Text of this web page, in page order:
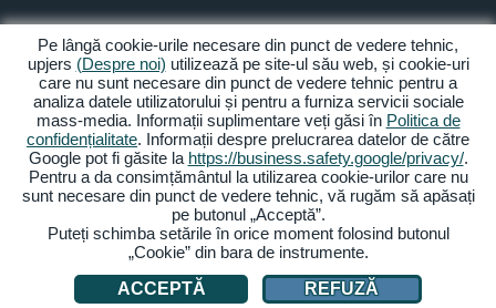
INFORMAȚII UTILIZATOR
Glosar
Orientare Let's Play
Sprijin
Politica de
confidențialitate
Termeni și
condiții
Gestionarea cookie-urilor
Pe lângă cookie-urile necesare din punct de vedere tehnic,
upjers (Despre noi) utilizează pe site-ul său web, și cookie-uri
care nu sunt necesare din punct de vedere tehnic pentru a
analiza datele utilizatorului și pentru a furniza servicii sociale
mass-media. Informații suplimentare veți găsi în Politica de
confidențialitate. Informații despre prelucrarea datelor de către
Google pot fi găsite la https://business.safety.google/privacy/.
Pentru a da consimțământul la utilizarea cookie-urilor care nu
sunt necesare din punct de vedere tehnic, vă rugăm să apăsați
pe butonul „Acceptă”.
Puteți schimba setările în orice moment folosind butonul
„Cookie” din bara de instrumente.
ACCEPTĂ
REFUZĂ